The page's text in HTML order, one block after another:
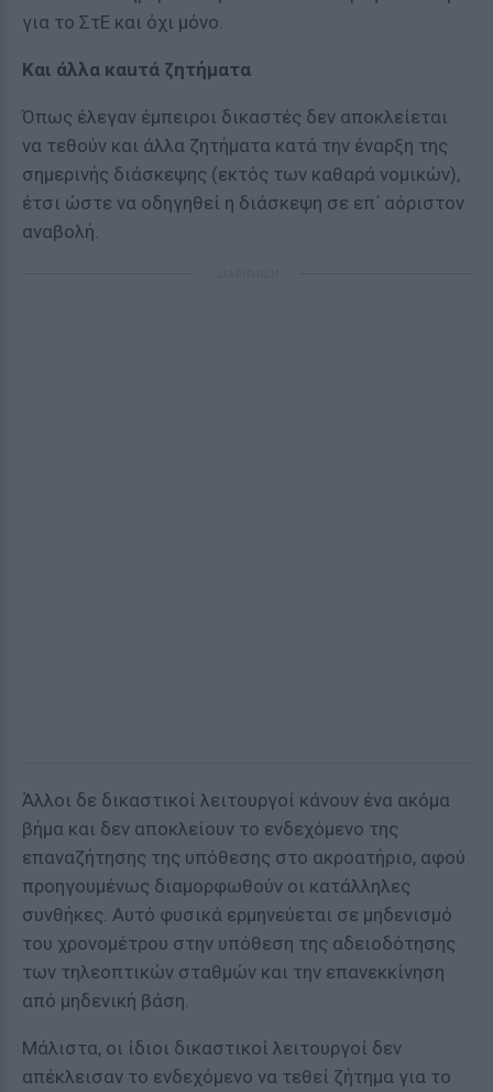
για το ΣτΕ και όχι μόνο.
Και άλλα καuτά ζητήματα
Όπως έλεγαν έμπειροι δικαστές δεν αποκλείεται
να τεθούν και άλλα ζητήματα κατά την έναρξη της
σημερινής διάσκεψης (εκτός των καθαρά νομικών),
έτσι ώστε να οδηγηθεί η διάσκεψη σε επ΄ αόριστον
αναβολή.
Άλλοι δε δικαστικοί λειτουργοί κάνουν ένα ακόμα
βήμα και δεν αποκλείουν το ενδεχόμενο της
επαναζήτησης της υπόθεσης στο ακροατήριο, αφού
προηγουμένως διαμορφωθούν οι κατάλληλες
συνθήκες. Αυτό φυσικά ερμηνεύεται σε μηδενισμό
του χρονομέτρου στην υπόθεση της αδειοδότησης
των τηλεοπτικών σταθμών και την επανεκκίνηση
από μηδενική βάση.
Μάλιστα, οι ίδιοι δικαστικοί λειτουργοί δεν
απέκλεισαν το ενδεχόμενο να τεθεί ζήτημα για το